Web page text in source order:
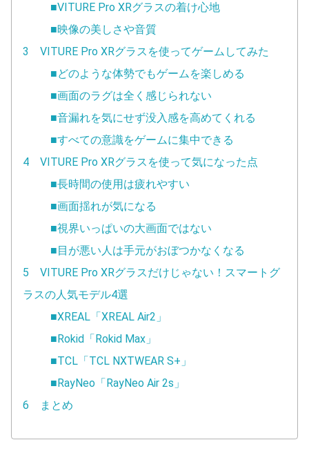
■VITURE Pro XRグラスの着け心地
■映像の美しさや音質
3 VITURE Pro XRグラスを使ってゲームしてみた
■どのような体勢でもゲームを楽しめる
■画面のラグは全く感じられない
■音漏れを気にせず没入感を高めてくれる
■すべての意識をゲームに集中できる
4 VITURE Pro XRグラスを使って気になった点
■長時間の使用は疲れやすい
■画面揺れが気になる
■視界いっぱいの大画面ではない
■目が悪い人は手元がおぼつかなくなる
5 VITURE Pro XRグラスだけじゃない！スマートグ
ラスの人気モデル4選
■XREAL「XREAL Air2」
■Rokid「Rokid Max」
■TCL「TCL NXTWEAR S+」
■RayNeo「RayNeo Air 2s」
6 まとめ